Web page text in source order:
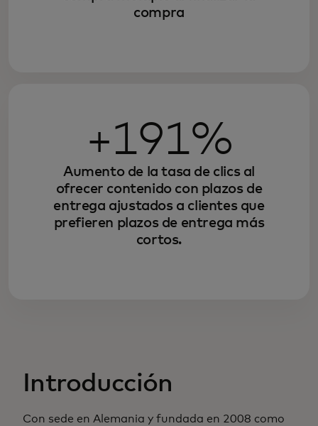
compra
+191%
Aumento de la tasa de clics al
ofrecer contenido con plazos de
entrega ajustados a clientes que
prefieren plazos de entrega más
cortos.
Introducción
Con sede en Alemania y fundada en 2008 como